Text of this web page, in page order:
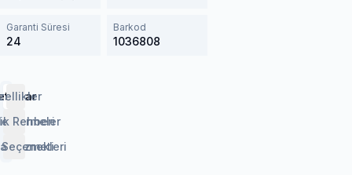
Garanti Süresi
24
Barkod
1036808
Rehberi
Hizmeti